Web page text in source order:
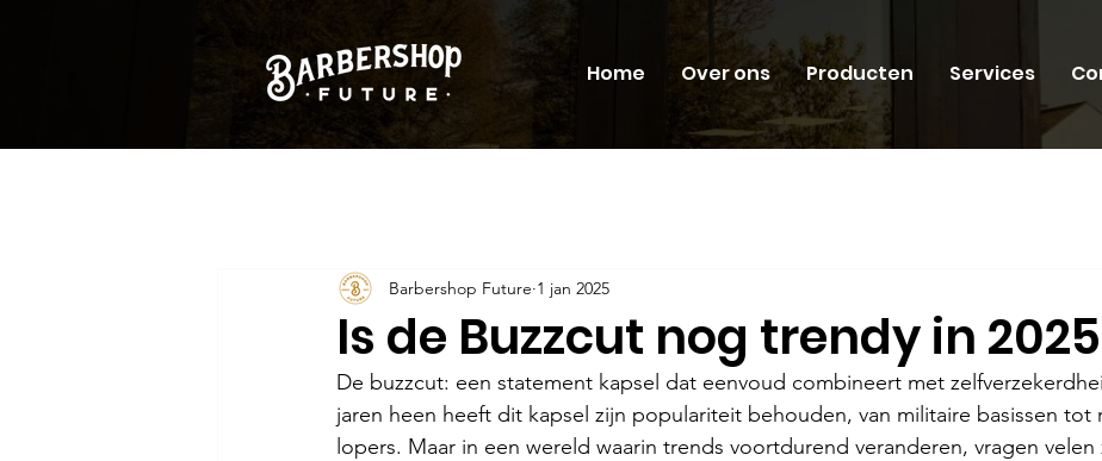
Home Over ons Producten Services
Is de Buzzcut nog trendy in
Barbershop Future 1 jan 2025
De buzzcut: een statement kapsel dat eenvoud combineert met
jaren heen heeft dit kapsel zijn populariteit behouden, van militaire basissen tot
lopers. Maar in een wereld waarin trends voortdurend veranderen, vragen velen